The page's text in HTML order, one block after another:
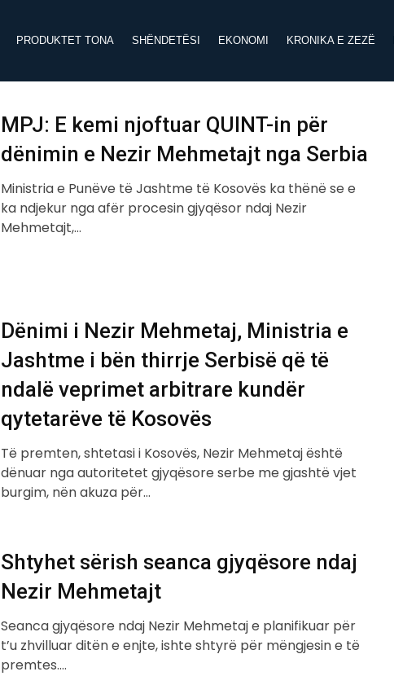
PRODUKTET TONA SHËNDETËSI EKONOMI KRONIKA E ZEZË
MPJ: E kemi njoftuar QUINT-in për
dënimin e Nezir Mehmetajt nga Serbia
Ministria e Punëve të Jashtme të Kosovës ka thënë se e
ka ndjekur nga afër procesin gjyqësor ndaj Nezir
Mehmetajt,…
Dënimi i Nezir Mehmetaj, Ministria e
Jashtme i bën thirrje Serbisë që të
ndalë veprimet arbitrare kundër
qytetarëve të Kosovës
Të premten, shtetasi i Kosovës, Nezir Mehmetaj është
dënuar nga autoritetet gjyqësore serbe me gjashtë vjet
burgim, nën akuza për…
Shtyhet sërish seanca gjyqësore ndaj
Nezir Mehmetajt
Seanca gjyqësore ndaj Nezir Mehmetaj e planifikuar për
t’u zhvilluar ditën e enjte, ishte shtyrë për mëngjesin e të
premtes.…